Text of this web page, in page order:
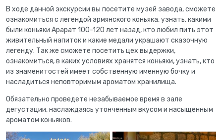
В ходе данной экскурсии вы посетите музей завода, сможете
ознакомиться с легендой армянского коньяка, узнать, какими
были коньяки Арарат 100-120 лет назад, кто любил пить этот
живительный напиток и какие медали украшают сказочную
легенду. Так же сможете посетить цех выдержки,
ознакомиться, в каких условиях хранятся коньяки, узнать, кто
из знаменитостей имеет собственную именную бочку и
насладиться неповторимым ароматом хранилища.
Обязательно проведете незабываемое время в зале
дегустации, наслаждаясь утонченным вкусом и насыщенным
ароматом коньяков.